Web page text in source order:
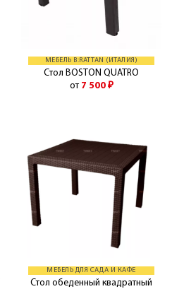
МЕБЕЛЬ B:RATTAN (ИТАЛИЯ)
Стол BOSTON QUATRO
от 7 500 ₽
МЕБЕЛЬ ДЛЯ САДА И КАФЕ
Стол обеденный квадратный